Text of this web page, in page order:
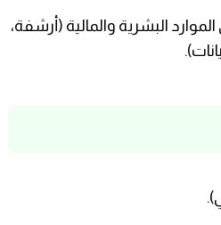
البشرية والمالية (أرشفة،